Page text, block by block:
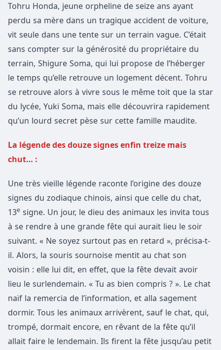
Tohru Honda, jeune orpheline de seize ans ayant
perdu sa mère dans un tragique accident de voiture,
vit seule dans une tente sur un terrain vague. C’était
sans compter sur la générosité du propriétaire du
terrain, Shigure Soma, qui lui propose de l’héberger
le temps qu’elle retrouve un logement décent. Tohru
se retrouve alors à vivre sous le même toit que la star
du lycée, Yuki Soma, mais elle découvrira rapidement
qu’un lourd secret pèse sur cette famille maudite.
La légende des douze signes enfin treize mais
chut… :
Une très vieille légende raconte l’origine des douze
signes du zodiaque chinois, ainsi que celle du chat,
13e signe. Un jour, le dieu des animaux les invita tous
à se rendre à une grande fête qui aurait lieu le soir
suivant. « Ne soyez surtout pas en retard », précisa-t-
il. Alors, la souris sournoise mentit au chat son
voisin : elle lui dit, en effet, que la fête devait avoir
lieu le surlendemain. « Tu as bien compris ? ». Le chat
naïf la remercia de l’information, et alla sagement
dormir. Tous les animaux arrivèrent, sauf le chat, qui,
trompé, dormait encore, en rêvant de la fête qu’il
allait faire le lendemain. Ils firent la fête jusqu’au petit